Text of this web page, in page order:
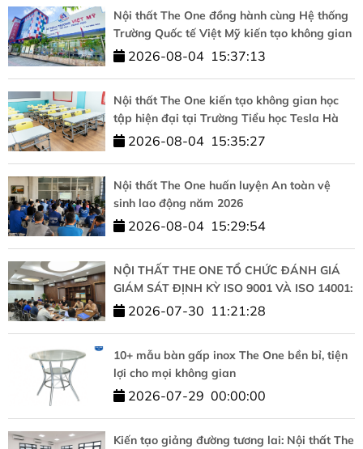
Nội thất The One đồng hành cùng Hệ thống
Trường Quốc tế Việt Mỹ kiến tạo không gian
học tập chuẩn quốc tế
2026-08-04 15:37:13
Nội thất The One kiến tạo không gian học
tập hiện đại tại Trường Tiểu học Tesla Hà
Nội2026-08-04 15:35:27
Nội thất The One huấn luyện An toàn vệ
sinh lao động năm 2026
2026-08-04 15:29:54
NỘI THẤT THE ONE TỔ CHỨC ĐÁNH GIÁ
GIÁM SÁT ĐỊNH KỲ ISO 9001 VÀ ISO 14001:
KHẲNG ĐỊNH CAM KẾT CHẤT LƯỢNG VÀ
2026-07-30 11:21:28
10+ mẫu bàn gấp inox The One bền bỉ, tiện
lợi cho mọi không gian
2026-07-29 00:00:00
Kiến tạo giảng đường tương lai: Nội thất The